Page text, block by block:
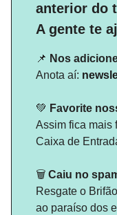
anterior do
A gente te
📌 Nos
Anota aí:
💚 Favorite
Assim fica mais
Caixa de
🗑️ Caiu no
Resgate o
ao paraíso dos